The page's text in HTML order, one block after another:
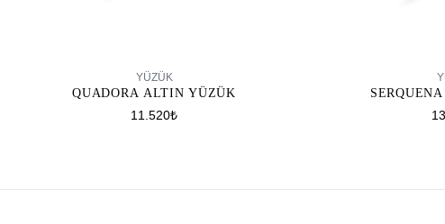
YÜZÜK
QUADORA ALTIN YÜZÜK
11.520₺